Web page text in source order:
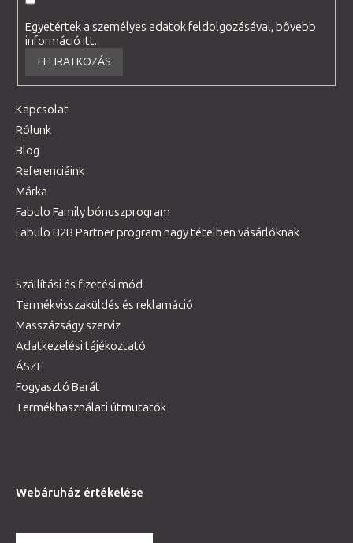
Egyetértek a személyes adatok feldolgozásával, bővebb
információitt.
FELIRATKOZÁS
Kapcsolat
Rólunk
Blog
Referenciáink
Márka
Fabulo Family bónuszprogram
Fabulo B2B Partner program nagy tételben vásárlóknak
Szállítási és fizetési mód
Termékvisszaküldés és reklamáció
Masszázságy szerviz
Adatkezelési tájékoztató
ÁSZF
Fogyasztó Barát
Termékhasználati útmutatók
Webáruház értékelése